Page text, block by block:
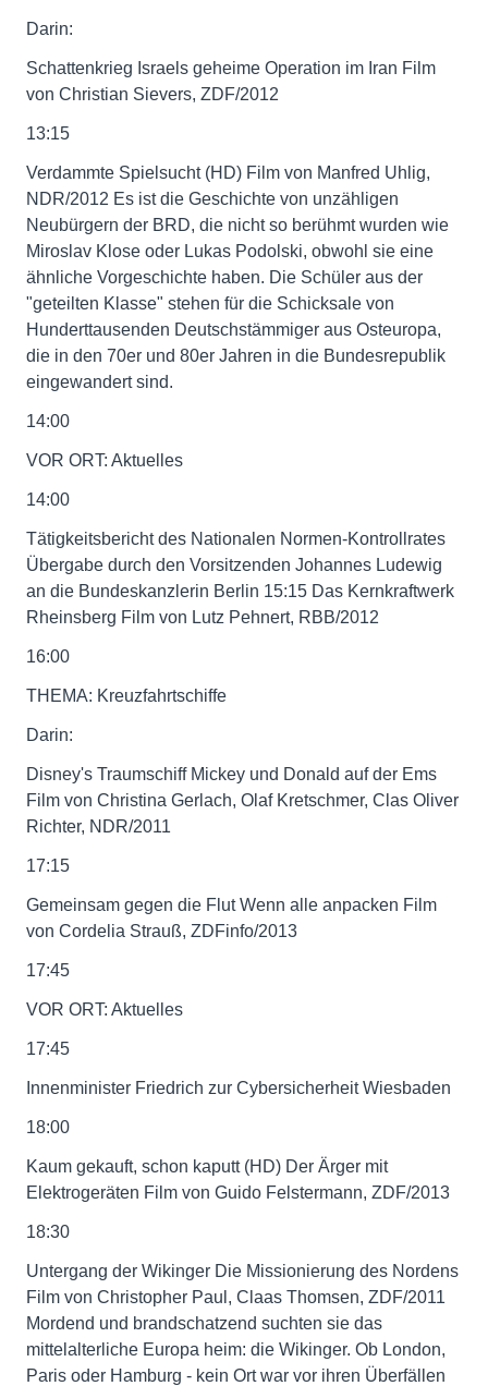
Darin:
Schattenkrieg Israels geheime Operation im Iran Film
von Christian Sievers, ZDF/2012
13:15
Verdammte Spielsucht (HD) Film von Manfred Uhlig,
NDR/2012 Es ist die Geschichte von unzähligen
Neubürgern der BRD, die nicht so berühmt wurden wie
Miroslav Klose oder Lukas Podolski, obwohl sie eine
ähnliche Vorgeschichte haben. Die Schüler aus der
"geteilten Klasse" stehen für die Schicksale von
Hunderttausenden Deutschstämmiger aus Osteuropa,
die in den 70er und 80er Jahren in die Bundesrepublik
eingewandert sind.
14:00
VOR ORT: Aktuelles
14:00
Tätigkeitsbericht des Nationalen Normen-Kontrollrates
Übergabe durch den Vorsitzenden Johannes Ludewig
an die Bundeskanzlerin Berlin 15:15 Das Kernkraftwerk
Rheinsberg Film von Lutz Pehnert, RBB/2012
16:00
THEMA: Kreuzfahrtschiffe
Darin:
Disney's Traumschiff Mickey und Donald auf der Ems
Film von Christina Gerlach, Olaf Kretschmer, Clas Oliver
Richter, NDR/2011
17:15
Gemeinsam gegen die Flut Wenn alle anpacken Film
von Cordelia Strauß, ZDFinfo/2013
17:45
VOR ORT: Aktuelles
17:45
Innenminister Friedrich zur Cybersicherheit Wiesbaden
18:00
Kaum gekauft, schon kaputt (HD) Der Ärger mit
Elektrogeräten Film von Guido Felstermann, ZDF/2013
18:30
Untergang der Wikinger Die Missionierung des Nordens
Film von Christopher Paul, Claas Thomsen, ZDF/2011
Mordend und brandschatzend suchten sie das
mittelalterliche Europa heim: die Wikinger. Ob London,
Paris oder Hamburg - kein Ort war vor ihren Überfällen